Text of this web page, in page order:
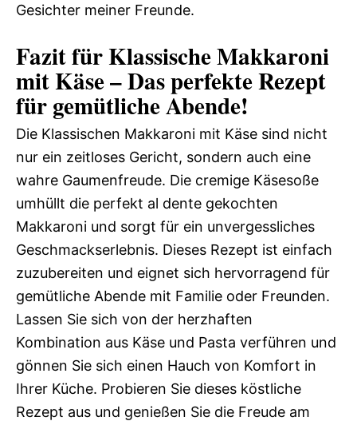
Gesichter meiner Freunde.
Fazit für Klassische Makkaroni
mit Käse – Das perfekte Rezept
für gemütliche Abende!
Die Klassischen Makkaroni mit Käse sind nicht
nur ein zeitloses Gericht, sondern auch eine
wahre Gaumenfreude. Die cremige Käsesoße
umhüllt die perfekt al dente gekochten
Makkaroni und sorgt für ein unvergessliches
Geschmackserlebnis. Dieses Rezept ist einfach
zuzubereiten und eignet sich hervorragend für
gemütliche Abende mit Familie oder Freunden.
Lassen Sie sich von der herzhaften
Kombination aus Käse und Pasta verführen und
gönnen Sie sich einen Hauch von Komfort in
Ihrer Küche. Probieren Sie dieses köstliche
Rezept aus und genießen Sie die Freude am